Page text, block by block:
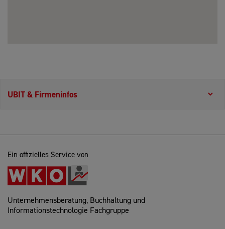
UBIT & Firmeninfos
Ein offizielles Service von
Unternehmensberatung, Buchhaltung und
Informationstechnologie Fachgruppe